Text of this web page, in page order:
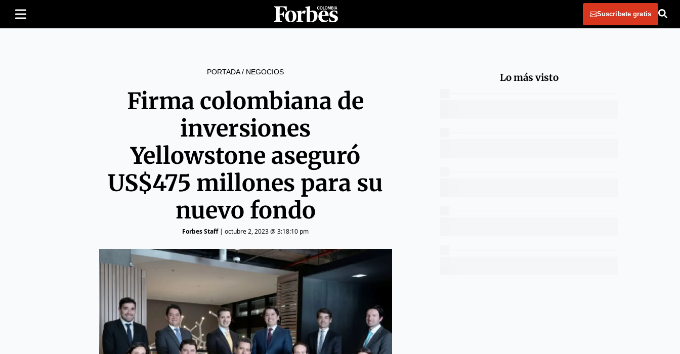
Suscribete gratis
PORTADA/ NEGOCIOS
Firma colombiana de
inversiones
Yellowstone aseguró
US$475 millones para su
nuevo fondo
Forbes Staff| octubre 2, 2023 @ 3:18:10 pm
Lo más visto